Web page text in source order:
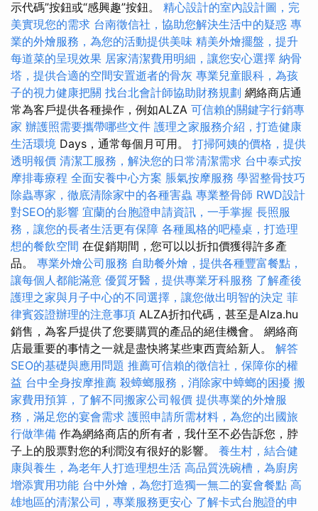
示代碼”按鈕或“感興趣”按鈕。 精心設計的室內設計圖，完
美實現您的需求 台南徵信社，協助您解決生活中的疑惑 專
業的外燴服務，為您的活動提供美味 精美外燴擺盤，提升
每道菜的呈現效果 居家清潔費用明細，讓您安心選擇 納骨
塔，提供合適的空間安置逝者的骨灰 專業兒童眼科，為孩
子的視力健康把關 找台北會計師協助財務規劃 網絡商店通
常為客戶提供各種操作，例如ALZA 可信賴的關鍵字行銷專
家 辦護照需要攜帶哪些文件 護理之家服務介紹，打造健康
生活環境 Days，通常每個月可用。 打掃阿姨的價格，提供
透明報價 清潔工服務，解決您的日常清潔需求 台中泰式按
摩排毒療程 全面安養中心方案 脹氣按摩服務 學習整骨技巧
除蟲專家，徹底清除家中的各種害蟲 專業整骨師 RWD設計
對SEO的影響 宜蘭的台胞證申請資訊，一手掌握 長照服
務，讓您的長者生活更有保障 各種風格的吧檯桌，打造理
想的餐飲空間 在促銷期間，您可以以折扣價獲得許多產
品。 專業外燴公司服務 自助餐外燴，提供各種豐富餐點，
讓每個人都能滿意 優質牙醫，提供專業牙科服務 了解產後
護理之家與月子中心的不同選擇，讓您做出明智的決定 菲
律賓簽證辦理的注意事項 ALZA折扣代碼，甚至是Alza.hu
銷售，為客戶提供了您要購買的產品的絕佳機會。 網絡商
店最重要的事情之一就是盡快將某些東西賣給新人。 解答
SEO的基礎與應用問題 推薦可信賴的徵信社，保障你的權
益 台中全身按摩推薦 殺蟑螂服務，消除家中蟑螂的困擾 搬
家費用預算，了解不同搬家公司報價 提供專業的外燴服
務，滿足您的宴會需求 護照申請所需材料，為您的出國旅
行做準備 作為網絡商店的所有者，我什至不必告訴您，脖
子上的股票對您的利潤沒有很好的影響。 養生村，結合健
康與養生，為老年人打造理想生活 高品質洗碗槽，為廚房
增添實用功能 台中外燴，為您打造獨一無二的宴會餐點 高
雄地區的清潔公司，專業服務更安心 了解卡式台胞證的申